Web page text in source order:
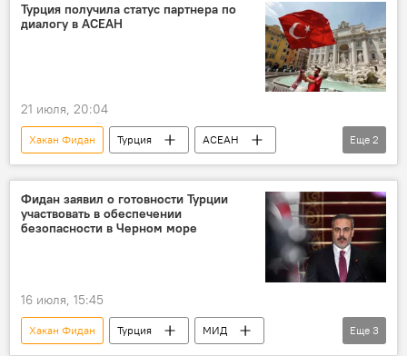
Турция получила статус партнера по
диалогу в АСЕАН
21 июля, 20:04
Хакан Фидан Турция
АСЕАН
партнер
МИД Турции
Еще 2
Фидан заявил о готовности Турции
участвовать в обеспечении
безопасности в Черном море
16 июля, 15:45
Хакан Фидан Турция
МИД
Еще 3